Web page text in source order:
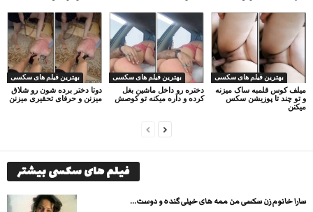
بهترین فیلم های سکسی
دوتا دختر برده شون رو شلاق
میزنن و حرفای تحقیری میزنن
بهترین فیلم های سکسی
دختره رو داخل ماشین بغل
کرده و داره میکنه تو کوصش
بهترین فیلم های سکسی
میلف کوس قلمبه ساک میزنه
و تو چند تا پوزیشن سکس
میکنن
فیلم های سکسی بیشتر
سارا خانوم زن سکسی من ممه های خیلی گنده و دوست...